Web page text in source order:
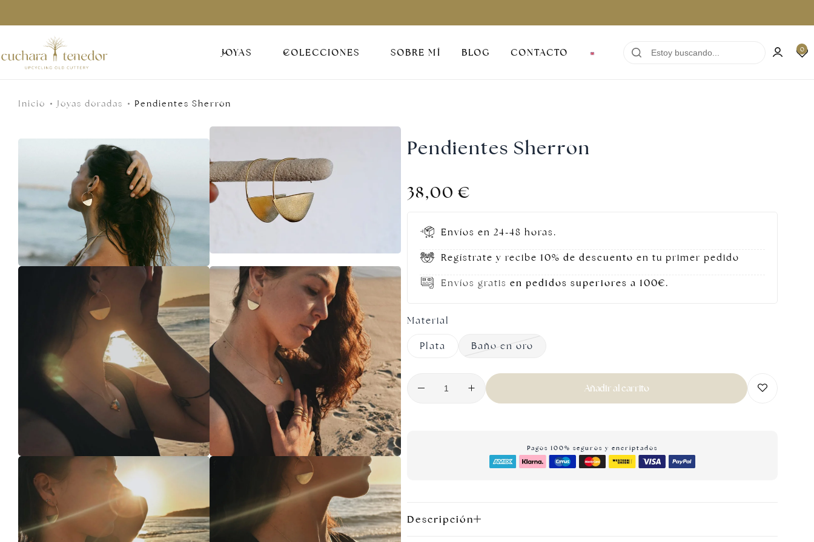
JOYAS COLECCIONES SOBRE MÍ BLOG CONTACTO 0
Inicio Joyas doradas Pendientes Sherron
Pendientes Sherron
38,00€
Envíos en 24-48 horas.
Regístrate y recibe 10% de descuento en tu primer pedido
Envíos gratis en pedidos superiores a 100€.
Material
Plata Baño en oro
Añadir al carrito
Pagos 100% seguros y encriptados
Descripción
Joyas doradas
Para ella
Por menos de 30€
Tarjetas regalo